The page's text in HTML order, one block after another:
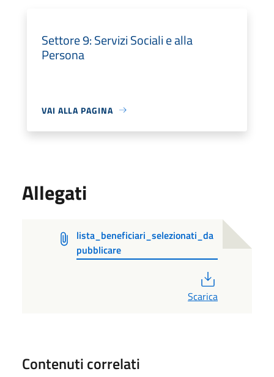
Settore 9: Servizi Sociali e alla
Persona
VAI ALLA PAGINA
Allegati
lista_beneficiari_selezionati_da
pubblicare
Scarica
Contenuti correlati